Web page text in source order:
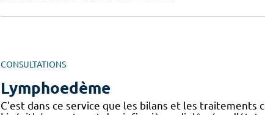
CONSULTATIONS
Lymphoedème
C'est dans ce service que les bilans et les traitements